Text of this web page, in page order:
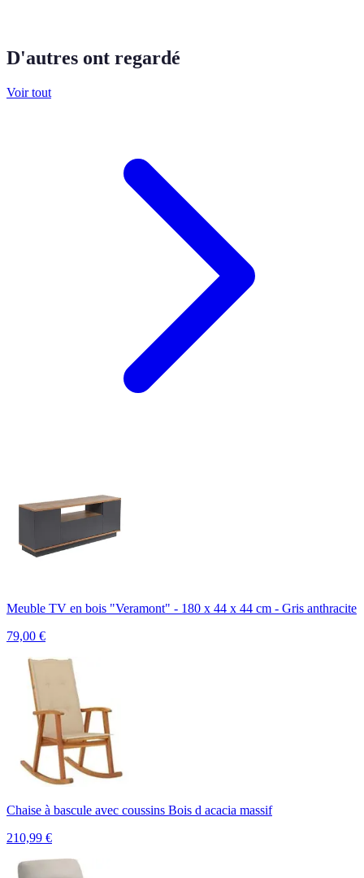
D'autres ont regardé
Voir tout
Meuble TV en bois "Veramont" - 180 x 44 x 44 cm - Gris anthracite
79,00 €
Chaise à bascule avec coussins Bois d acacia massif
210,99 €